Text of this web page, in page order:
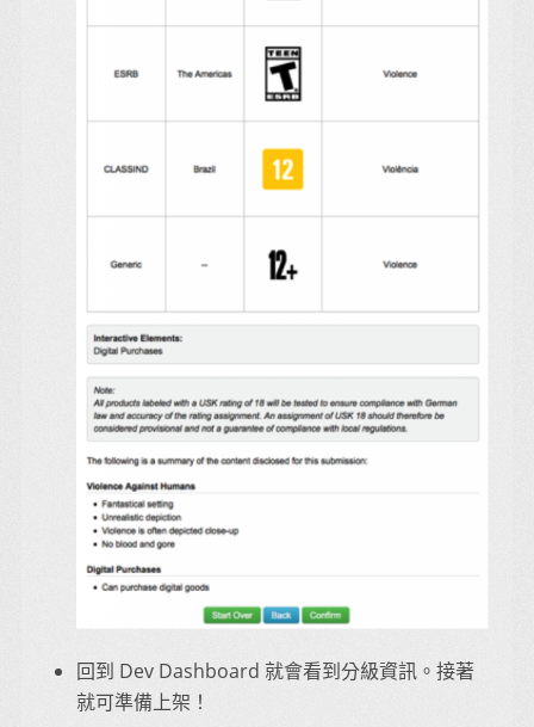
回到 Dev Dashboard 就會看到分級資訊。接著
就可準備上架！